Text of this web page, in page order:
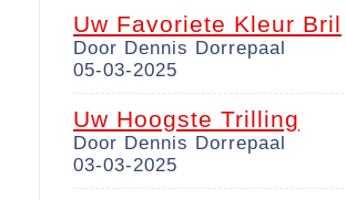
Uw Favoriete Kleur Bril
Door Dennis Dorrepaal
05-03-2025
Uw Hoogste Trilling
Door Dennis Dorrepaal
03-03-2025